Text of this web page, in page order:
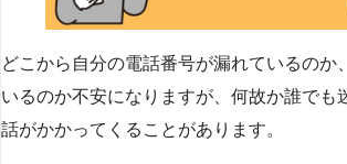
どこから自分の電話番号が漏れているのか
いるのか不安になりますが、何故か誰でも
話がかかってくることがあります。